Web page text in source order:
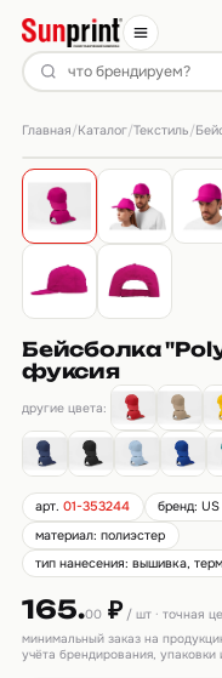
Главная/Каталог/Текстиль/
Бейсболка
фуксия
другие цвета:
арт.01-353244 бренд:
материал: полиэстер
тип нанесения: вышивка,
165.00₽/ шт · точная
минимальный заказ на
учёта брендирования, упаковки